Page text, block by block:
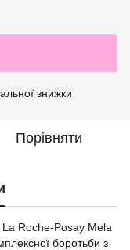
знижки
Порівняти
Roche-Posay Mela
боротьби з